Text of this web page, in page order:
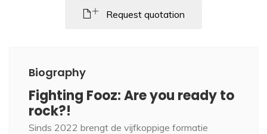
Request quotation
Biography
Fighting Fooz: Are you ready to
rock?!
Sinds 2022 brengt de vijfkoppige formatie